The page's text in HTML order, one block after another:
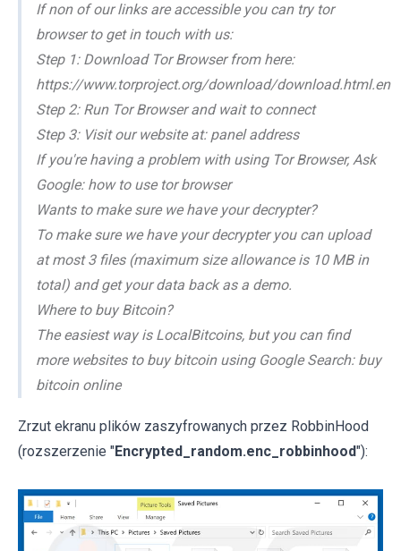
If non of our links are accessible you can try tor
browser to get in touch with us:
Step 1: Download Tor Browser from here:
https://www.torproject.org/download/download.html.en
Step 2: Run Tor Browser and wait to connect
Step 3: Visit our website at: panel address
If you're having a problem with using Tor Browser, Ask
Google: how to use tor browser
Wants to make sure we have your decrypter?
To make sure we have your decrypter you can upload
at most 3 files (maximum size allowance is 10 MB in
total) and get your data back as a demo.
Where to buy Bitcoin?
The easiest way is LocalBitcoins, but you can find
more websites to buy bitcoin using Google Search: buy
bitcoin online
Zrzut ekranu plików zaszyfrowanych przez RobbinHood
(rozszerzenie "Encrypted_random.enc_robbinhood"):